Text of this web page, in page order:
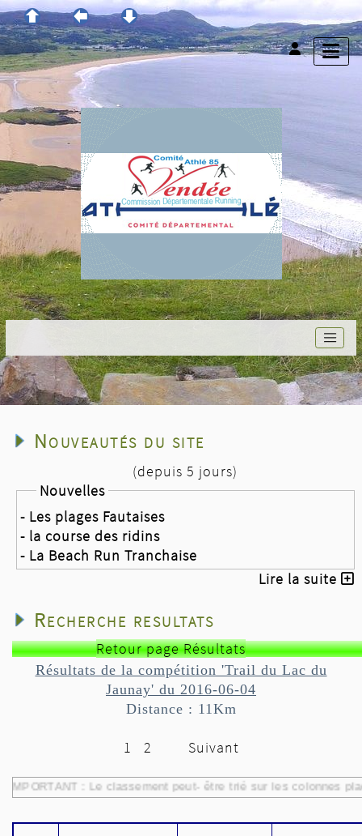
Nouveautés du site
(depuis 5 jours)
Nouvelles
- Les plages Fautaises
- la course des ridins
- La Beach Run Tranchaise
Lire la suite
Recherche resultats
Retour page Résultats
Résultats de la compétition 'Trail du Lac du
Jaunay' du 2016-06-04
Distance : 11Km
1 2 Suivant
IMPORTANT : Le classement peut- être trié sur les colonnes